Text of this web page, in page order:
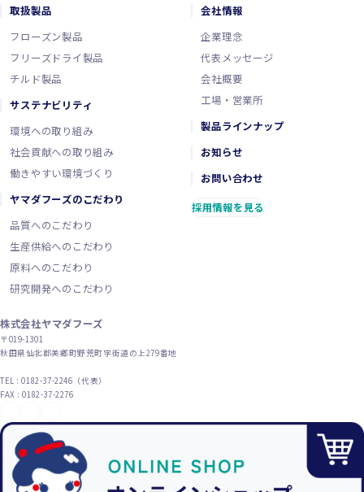
取扱製品
フローズン製品
フリーズドライ製品
チルド製品
サステナビリティ
環境への取り組み
社会貢献への取り組み
働きやすい環境づくり
ヤマダフーズのこだわり
品質へのこだわり
生産供給へのこだわり
原料へのこだわり
研究開発へのこだわり
会社情報
企業理念
代表メッセージ
会社概要
工場・営業所
製品ラインナップ
お知らせ
お問い合わせ
採用情報を見る
株式会社ヤマダフーズ
〒019-1301
秋田県仙北郡美郷町野荒町字街道の上279番地
TEL : 0182-37-2246（代表）
FAX : 0182-37-2276